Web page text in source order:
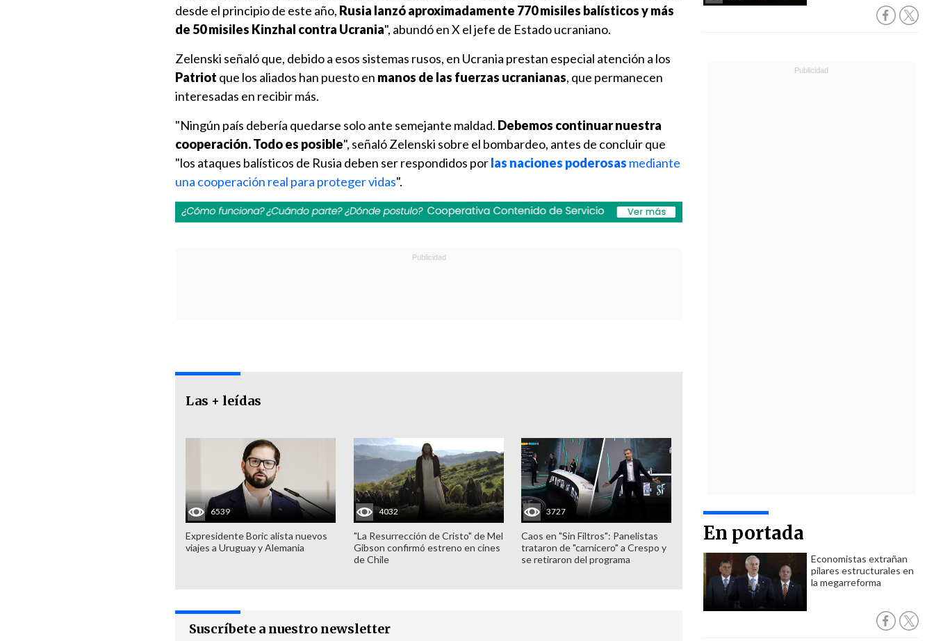
En portada
Economistas extrañan
pilares estructurales en
la megarreforma
desde el principio de este año, Rusia lanzó aproximadamente 770 misiles balísticos y más
de 50 misiles Kinzhal contra Ucrania", abundó en X el jefe de Estado ucraniano.
Zelenski señaló que, debido a esos sistemas rusos, en Ucrania prestan especial atención a los
Patriot que los aliados han puesto en manos de las fuerzas ucranianas, que permanecen
interesadas en recibir más.
"Ningún país debería quedarse solo ante semejante maldad. Debemos continuar nuestra
cooperación. Todo es posible", señaló Zelenski sobre el bombardeo, antes de concluir que
"los ataques balísticos de Rusia deben ser respondidos porlas naciones poderosas mediante
una cooperación real para proteger vidas".
Las + leídas
6539
Expresidente Boric alista nuevos
viajes a Uruguay y Alemania
4032
"La Resurrección de Cristo" de Mel
Gibson confirmó estreno en cines
de Chile
3727
Caos en "Sin Filtros": Panelistas
trataron de "carnicero" a Crespo y
se retiraron del programa
Suscríbete a nuestro newsletter